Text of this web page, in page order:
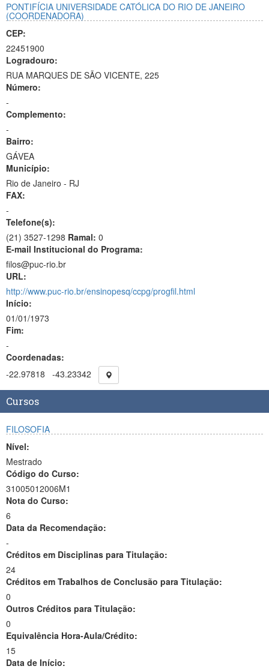
PONTIFÍCIA UNIVERSIDADE CATÓLICA DO RIO DE JANEIRO
(COORDENADORA)
CEP:
22451900
Logradouro:
RUA MARQUES DE SÃO VICENTE, 225
Número:
-
Complemento:
-
Bairro:
GÁVEA
Município:
Rio de Janeiro - RJ
FAX:
-
Telefone(s):
(21) 3527-1298 Ramal: 0
E-mail Institucional do Programa:
filos@puc-rio.br
URL:
http://www.puc-rio.br/ensinopesq/ccpg/progfil.html
Início:
01/01/1973
Fim:
-
Coordenadas:
-22.97818
-43.23342
Cursos
FILOSOFIA
Nível:
Mestrado
Código do Curso:
31005012006M1
Nota do Curso:
6
Data da Recomendação:
-
Créditos em Disciplinas para Titulação:
24
Créditos em Trabalhos de Conclusão para Titulação:
0
Outros Créditos para Titulação:
0
Equivalência Hora-Aula/Crédito:
15
Data de Início: